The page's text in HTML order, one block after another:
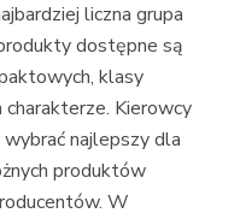
liczna grupa
dostępne są
klasy
Kierowcy
najlepszy dla
produktów
W